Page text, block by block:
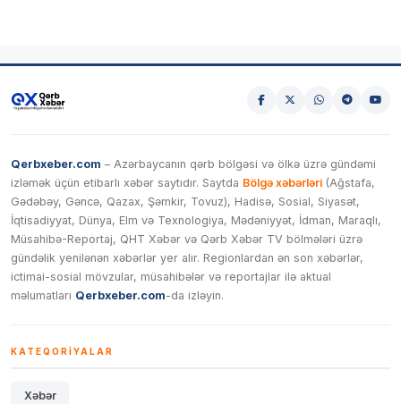
Qerbxeber.com – Azərbaycanın qərb bölgəsi və ölkə üzrə gündəmi
izləmək üçün etibarlı xəbər saytıdır. Saytda Bölgə xəbərləri (Ağstafa,
Gədəbəy, Gəncə, Qazax, Şəmkir, Tovuz), Hadisə, Sosial, Siyasət,
İqtisadiyyat, Dünya, Elm və Texnologiya, Mədəniyyət, İdman, Maraqlı,
Müsahibə-Reportaj, QHT Xəbər və Qərb Xəbər TV bölmələri üzrə
gündəlik yenilənən xəbərlər yer alır. Regionlardan ən son xəbərlər,
ictimai-sosial mövzular, müsahibələr və reportajlar ilə aktual
məlumatları Qerbxeber.com-da izləyin.
KATEQORIYALAR
Xəbər